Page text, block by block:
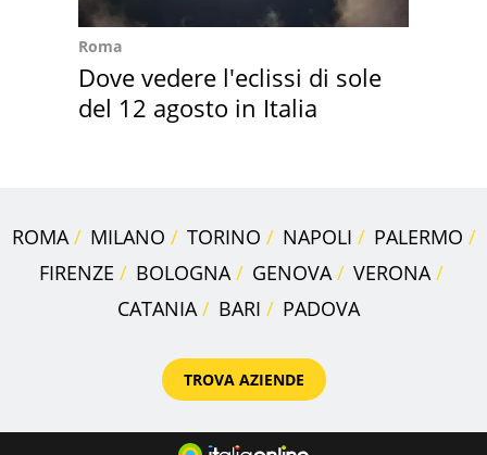
Roma
Dove vedere l'eclissi di sole
del 12 agosto in Italia
ROMA MILANO TORINO NAPOLI
PALERMO
FIRENZE
BOLOGNA GENOVA
VERONA
CATANIA
BARI PADOVA
TROVA AZIENDE